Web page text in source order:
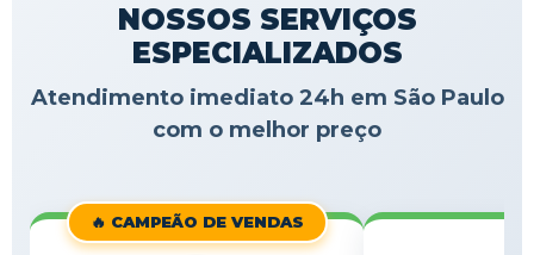
NOSSOS SERVIÇOS
ESPECIALIZADOS
Atendimento imediato 24h em São Paulo
com o melhor preço
🔥 CAMPEÃO DE VENDAS